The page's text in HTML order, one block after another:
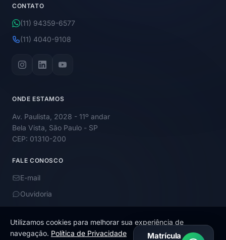
CONTATO
(11) 94359-6577
(11) 4040-9108
ONDE ESTAMOS
Av. Paulista, 2028 - 11º andar
Bela Vista, São Paulo - SP
CEP: 01310-200
FALE CONOSCO
E-mail
Ouvidoria
Matrícula
Utilizamos cookies para melhorar sua experiência de
navegação. Política de Privacidade